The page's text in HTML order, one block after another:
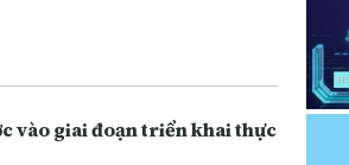
vào giai đoạn triển khai thực